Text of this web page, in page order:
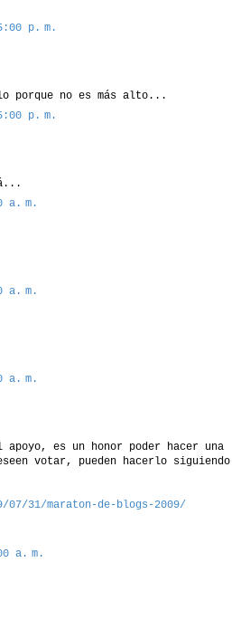
p. m.
porque no es más alto...
p. m.
a. m.
a. m.
a. m.
es un honor poder hacer una
votar, pueden hacerlo siguiendo
31/maraton-de-blogs-2009/
a. m.